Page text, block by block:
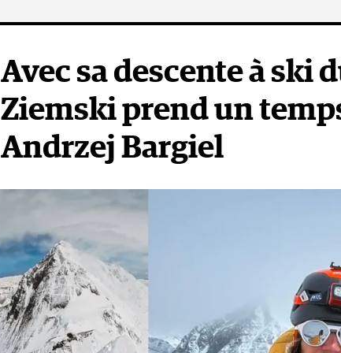
L'hélicoptère les survole
Mais, lancées à leurs recherches, l’armée de
pu les localiser le premier jour en raison des
de l’altitude. C’est donc une première nuit très
étions en hypothermie (…) nous tremblions
nourriture et de chaleur », a expliqué Fay. «
nous a pas vues. Nous étions dévastées.»
Au deuxième matin, elles ont dû se rendre à
aider » car il continuait à les survoler sans les
n’avaient pas d’autre choix que d’essayer de
Avec sa descente à ski
Ziemski prend un
Andrzej Bargiel